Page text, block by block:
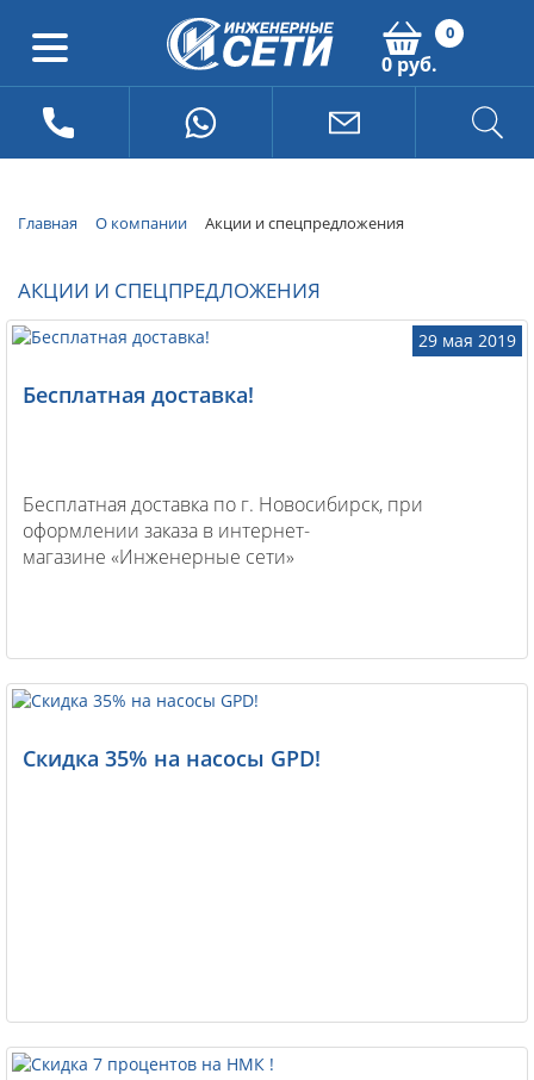
0
0 руб.
Главная О компании Акции и спецпредложения
АКЦИИ И СПЕЦПРЕДЛОЖЕНИЯ
29 мая 2019
Бесплатная доставка!
Бесплатная доставка по г. Новосибирск, при
оформлении заказа в интернет-
магазине «Инженерные сети»
Скидка 35% на насосы GPD!